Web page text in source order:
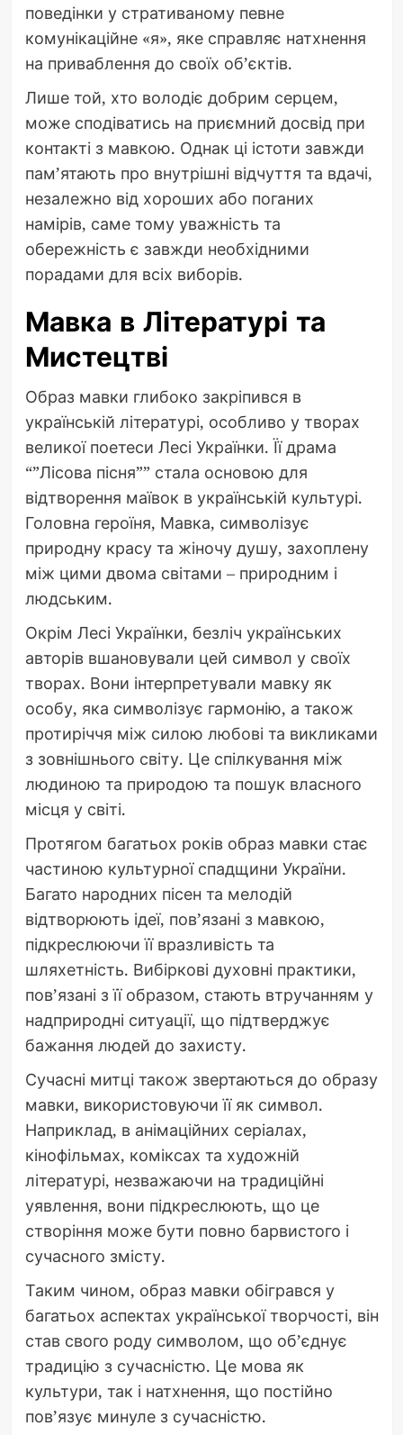
поведінки у стративаному певне
комунікаційне «я», яке справляє натхнення
на приваблення до своїх об’єктів.
Лише той, хто володіє добрим серцем,
може сподіватись на приємний досвід при
контакті з мавкою. Однак ці істоти завжди
пам’ятають про внутрішні відчуття та вдачі,
незалежно від хороших або поганих
намірів, саме тому уважність та
обережність є завжди необхідними
порадами для всіх виборів.
Мавка в Літературі та
Мистецтві
Образ мавки глибоко закріпився в
українській літературі, особливо у творах
великої поетеси Лесі Українки. Її драма
“”Лісова пісня”” стала основою для
відтворення маївок в українській культурі.
Головна героїня, Мавка, символізує
природну красу та жіночу душу, захоплену
між цими двома світами – природним і
людським.
Окрім Лесі Українки, безліч українських
авторів вшановували цей символ у своїх
творах. Вони інтерпретували мавку як
особу, яка символізує гармонію, а також
протиріччя між силою любові та викликами
з зовнішнього світу. Це спілкування між
людиною та природою та пошук власного
місця у світі.
Протягом багатьох років образ мавки стає
частиною культурної спадщини України.
Багато народних пісен та мелодій
відтворюють ідеї, пов’язані з мавкою,
підкреслюючи її вразливість та
шляхетність. Вибіркові духовні практики,
пов’язані з її образом, стають втручанням у
надприродні ситуації, що підтверджує
бажання людей до захисту.
Сучасні митці також звертаються до образу
мавки, використовуючи її як символ.
Наприклад, в анімаційних серіалах,
кінофільмах, коміксах та художній
літературі, незважаючи на традиційні
уявлення, вони підкреслюють, що це
створіння може бути повно барвистого і
сучасного змісту.
Таким чином, образ мавки обігрався у
багатьох аспектах української творчості, він
став свого роду символом, що об’єднує
традицію з сучасністю. Це мова як
культури, так і натхнення, що постійно
пов’язує минуле з сучасністю.